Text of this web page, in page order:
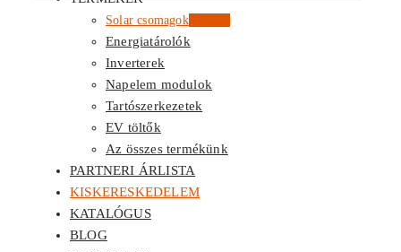
Solar csomagokKiemelt
Energiatárolók
Inverterek
Napelem modulok
Tartószerkezetek
EV töltők
Az összes termékünk
PARTNERI ÁRLISTA
KISKERESKEDELEM
KATALÓGUS
BLOG